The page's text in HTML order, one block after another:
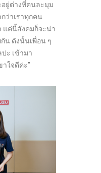
อยู่ต่างที่คนละมุม
ว่าเราทุกคน
แค่นี้สังคมก็จะน่า
น ดังนั้นเพื่อน ๆ
ะ เข้ามา
ใจดีค่ะ”